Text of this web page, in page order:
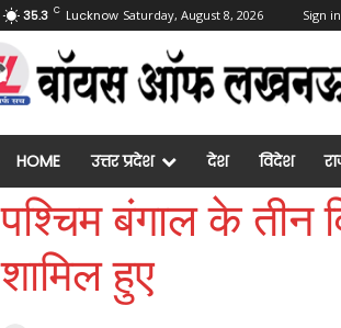
35.3 C Lucknow Saturday, August 8, 2026 Sign
HOME उत्तर प्रदेश देश विदेश
पश्चिम बंगाल के तीन
शामिल हुए